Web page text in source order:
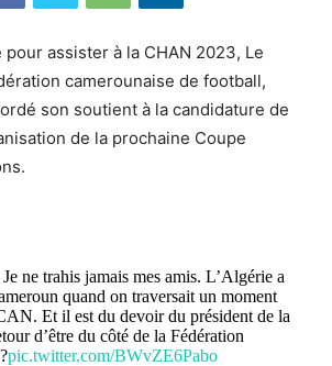
assister à la CHAN 2023, Le
camerounaise de football,
son soutient à la candidature de
de la prochaine Coupe
ne trahis jamais mes amis. L’Algérie a
quand on traversait un moment
Et il est du devoir du président de la
d’être du côté de la Fédération
pic.twitter.com/BWvZE6Pabo